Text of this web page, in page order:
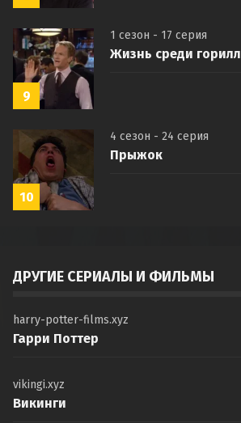
9
1 сезон - 17 серия
Жизнь среди горилл
10
4 сезон - 24 серия
Прыжок
ДРУГИЕ СЕРИАЛЫ И ФИЛЬМЫ
harry-potter-films.xyz
Гарри Поттер
vikingi.xyz
Викинги